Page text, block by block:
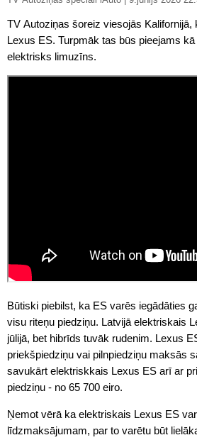
TV Autoziņas šoreiz viesojās Kalifornijā,
Lexus ES. Turpmāk tas būs pieejams
elektrisks limuzīns.
Būtiski piebilst, ka ES varēs iegādāties
visu riteņu piedziņu. Latvijā elektriskais
jūlijā, bet hibrīds tuvāk rudenim. Lexus
priekšpiedziņu vai pilnpiedziņu maksās
savukārt elektriskkais Lexus ES arī ar
piedziņu - no 65 700 eiro.
Ņemot vērā ka elektriskais Lexus ES
līdzmaksājumam, par to varētu būt